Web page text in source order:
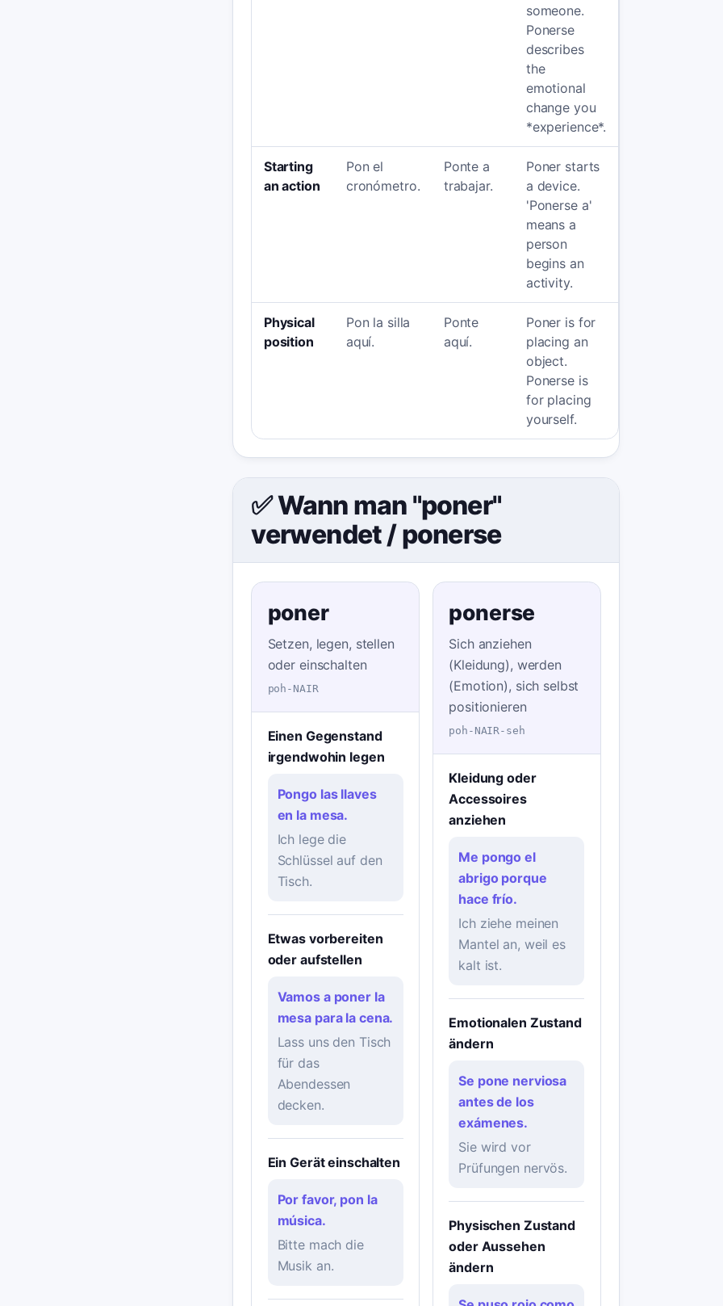
someone.
Ponerse
describes
the
emotional
change you
*experience*.
Starting
an action
Pon el
cronómetro.
Ponte a
trabajar.
Poner starts
a device.
'Ponerse a'
means a
person
begins an
activity.
Physical
position
Pon la silla
aquí.
Ponte
aquí.
Poner is for
placing an
object.
Ponerse is
for placing
yourself.
✅ Wann man "poner"
verwendet/ponerse
poner
Setzen, legen, stellen
oder einschalten
poh-NAIR
Einen Gegenstand
irgendwohin legen
Pongo las llaves
en la mesa.
Ich lege die
Schlüssel auf den
Tisch.
Etwas vorbereiten
oder aufstellen
Vamos a poner la
mesa para la cena.
Lass uns den Tisch
für das
Abendessen
decken.
Ein Gerät einschalten
Por favor, pon la
música.
Bitte mach die
Musik an.
ponerse
Sich anziehen
(Kleidung), werden
(Emotion), sich selbst
positionieren
poh-NAIR-seh
Kleidung oder
Accessoires
anziehen
Me pongo el
abrigo porque
hace frío.
Ich ziehe meinen
Mantel an, weil es
kalt ist.
Emotionalen Zustand
ändern
Se pone nerviosa
antes de los
exámenes.
Sie wird vor
Prüfungen nervös.
Physischen Zustand
oder Aussehen
ändern